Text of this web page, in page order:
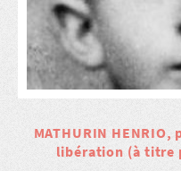
MATHURIN
libération (à titre